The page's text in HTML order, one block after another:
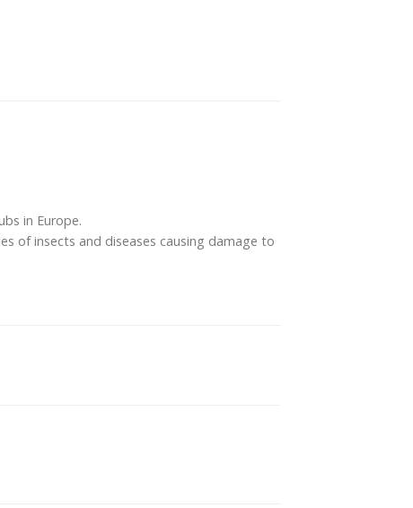
in Europe.
of insects and diseases causing damage to